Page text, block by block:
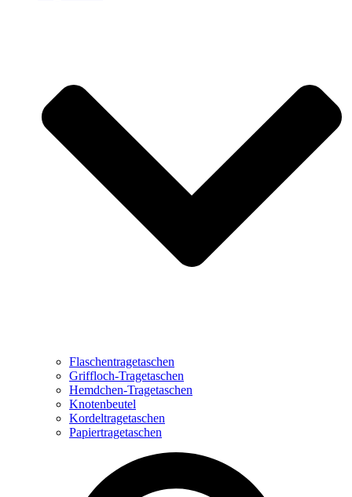
Flaschentragetaschen
Griffloch-Tragetaschen
Hemdchen-Tragetaschen
Knotenbeutel
Kordeltragetaschen
Papiertragetaschen